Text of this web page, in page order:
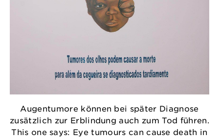
Augentumore können bei später Diagnose
zusätzlich zur Erblindung auch zum Tod führen.
This one says: Eye tumours can cause death in